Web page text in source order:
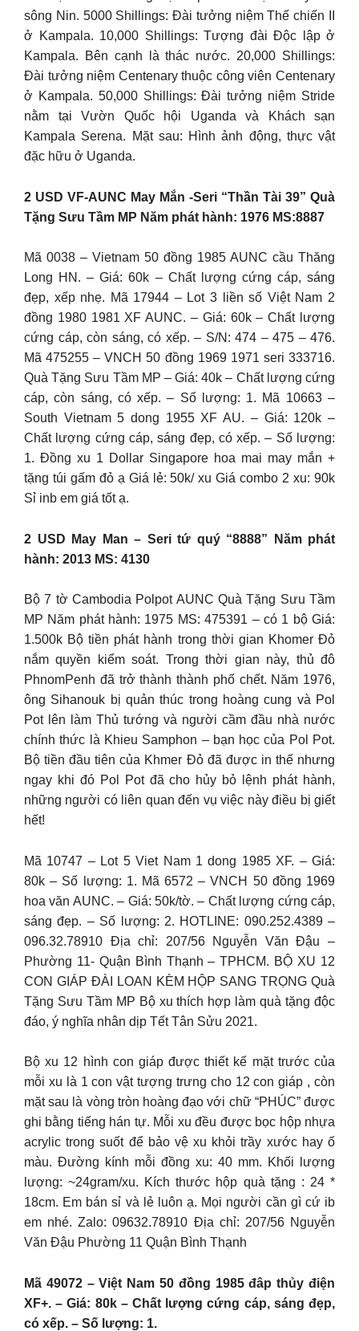
sông Nin. 5000 Shillings: Đài tưởng niệm Thế chiến II
ở Kampala. 10,000 Shillings: Tượng đài Độc lập ở
Kampala. Bên cạnh là thác nước. 20,000 Shillings:
Đài tưởng niệm Centenary thuộc công viên Centenary
ở Kampala. 50,000 Shillings: Đài tưởng niệm Stride
nằm tại Vườn Quốc hội Uganda và Khách sạn
Kampala Serena. Mặt sau: Hình ảnh động, thực vật
đặc hữu ở Uganda.
2 USD VF-AUNC May Mắn -Seri “Thần Tài 39” Quà
Tặng Sưu Tầm MP Năm phát hành: 1976 MS:8887
Mã 0038 – Vietnam 50 đồng 1985 AUNC cầu Thăng
Long HN. – Giá: 60k – Chất lượng cứng cáp, sáng
đẹp, xếp nhẹ. Mã 17944 – Lot 3 liền số Việt Nam 2
đồng 1980 1981 XF AUNC. – Giá: 60k – Chất lượng
cứng cáp, còn sáng, có xếp. – S/N: 474 – 475 – 476.
Mã 475255 – VNCH 50 đồng 1969 1971 seri 333716.
Quà Tặng Sưu Tầm MP – Giá: 40k – Chất lượng cứng
cáp, còn sáng, có xếp. – Số lượng: 1. Mã 10663 –
South Vietnam 5 dong 1955 XF AU. – Giá: 120k –
Chất lượng cứng cáp, sáng đẹp, có xếp. – Số lượng:
1. Đồng xu 1 Dollar Singapore hoa mai may mắn +
tặng túi gấm đỏ ạ Giá lẻ: 50k/ xu Giá combo 2 xu: 90k
Sỉ inb em giá tốt ạ.
2 USD May Man – Seri tứ quý “8888” Năm phát
hành: 2013 MS: 4130
Bộ 7 tờ Cambodia Polpot AUNC Quà Tặng Sưu Tầm
MP Năm phát hành: 1975 MS: 475391 – có 1 bộ Giá:
1.500k Bộ tiền phát hành trong thời gian Khomer Đỏ
nắm quyền kiểm soát. Trong thời gian này, thủ đô
PhnomPenh đã trở thành thành phố chết. Năm 1976,
ông Sihanouk bị quản thúc trong hoàng cung và Pol
Pot lên làm Thủ tướng và người cầm đầu nhà nước
chính thức là Khieu Samphon – bạn học của Pol Pot.
Bộ tiền đầu tiên của Khmer Đỏ đã được in thế nhưng
ngay khi đó Pol Pot đã cho hủy bỏ lệnh phát hành,
những người có liên quan đến vụ việc này điều bị giết
hết!
Mã 10747 – Lot 5 Viet Nam 1 dong 1985 XF. – Giá:
80k – Số lượng: 1. Mã 6572 – VNCH 50 đồng 1969
hoa văn AUNC. – Giá: 50k/tờ. – Chất lượng cứng cáp,
sáng đẹp. – Số lượng: 2. HOTLINE: 090.252.4389 –
096.32.78910 Địa chỉ: 207/56 Nguyễn Văn Đậu –
Phường 11- Quận Bình Thạnh – TPHCM. BỘ XU 12
CON GIÁP ĐÀI LOAN KÈM HỘP SANG TRỌNG Quà
Tặng Sưu Tầm MP Bộ xu thích hợp làm quà tặng độc
đáo, ý nghĩa nhân dịp Tết Tân Sửu 2021.
Bộ xu 12 hình con giáp được thiết kế mặt trước của
mỗi xu là 1 con vật tượng trưng cho 12 con giáp , còn
mặt sau là vòng tròn hoàng đạo với chữ “PHÚC” được
ghi bằng tiếng hán tự. Mỗi xu đều được bọc hộp nhựa
acrylic trong suốt để bảo vệ xu khỏi trầy xước hay ố
màu. Đường kính mỗi đồng xu: 40 mm. Khối lượng
lượng: ~24gram/xu. Kích thước hộp quà tặng : 24 *
18cm. Em bán sỉ và lẻ luôn ạ. Mọi người cần gì cứ ib
em nhé. Zalo: 09632.78910 Địa chỉ: 207/56 Nguyễn
Văn Đậu Phường 11 Quận Bình Thạnh
Mã 49072 – Việt Nam 50 đồng 1985 đâp thủy điện
XF+. – Giá: 80k – Chất lượng cứng cáp, sáng đẹp,
có xếp. – Số lượng: 1.